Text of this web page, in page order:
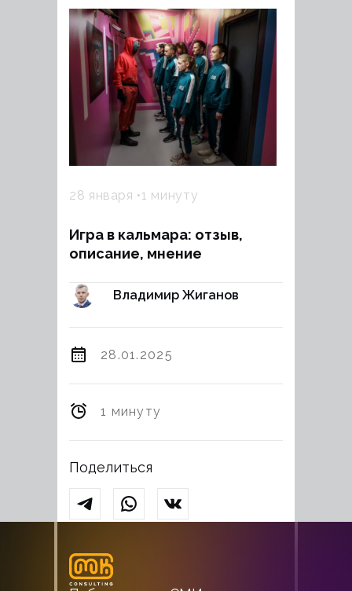
Владимир Жиганов
28.01.2025
1 минуту
Поделиться
28 января 1 минуту
Игра в кальмара: отзыв,
описание, мнение